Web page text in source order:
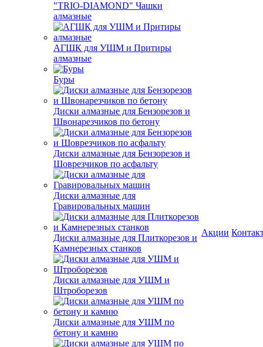
"TRIO-DIAMOND" Чашки
алмазные
АГШК для УШМ и Притиры
алмазные
Буры
Диски алмазные для Бензорезов и
Швонарезчиков по бетону
Диски алмазные для Бензорезов и
Шоврезчиков по асфальту
Диски алмазные для
Гравировальных машин
Диски алмазные для Плиткорезов и
Камнерезных станков
Диски алмазные для УШМ и
Штроборезов
Диски алмазные для УШМ по
бетону и камню
Акции